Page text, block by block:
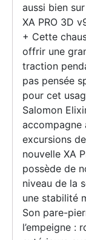
aussi bien
XA PRO 3D
+ Cette
offrir une
traction
pas pensée
pour cet
Salomon
accompagne
excursions
nouvelle XA
possède de
niveau de la
une stabilité
Son pare-
l’empeigne :